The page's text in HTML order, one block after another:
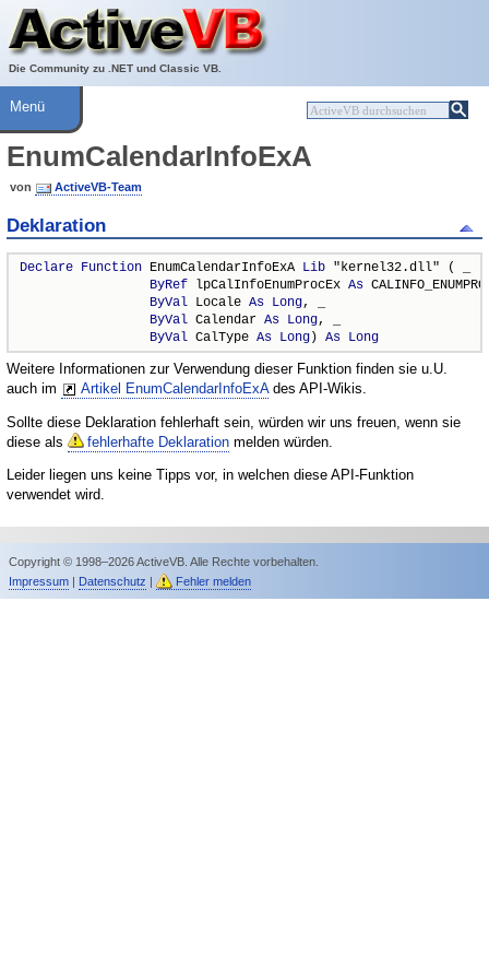
Die Community zu .NET und Classic VB.
Über ActiveVB
Hilfe
Menü
EnumCalendarInfoExA
von ActiveVB-Team
Deklaration
Declare Function EnumCalendarInfoExA Lib "kernel32.dll" ( _
ByRef lpCalInfoEnumProcEx As
ByVal Locale As Long, _
ByVal Calendar As Long, _
ByVal CalType As Long) As Long
Weitere Informationen zur Verwendung dieser Funktion finden sie u.U.
auch im
Artikel EnumCalendarInfoExAdes API-Wikis.
Sollte diese Deklaration fehlerhaft sein, würden wir uns freuen, wenn sie
diese als
fehlerhafte Deklaration melden würden.
Leider liegen uns keine Tipps vor, in welchen diese API-Funktion
verwendet wird.
Copyright © 1998–2026 ActiveVB. Alle Rechte vorbehalten.
Impressum| Datenschutz | Fehler melden